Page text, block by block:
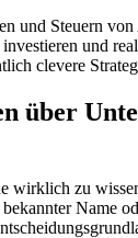
und Steuern
und
clevere
über
wirklich zu
Name